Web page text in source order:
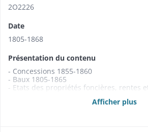
2O2226
Date
1805-1868
Présentation du contenu
- Concessions 1855-1860
- Baux 1805-1865
- Etats des propriétés foncières, rentes
- Abornements 1829-1851Afficher plus